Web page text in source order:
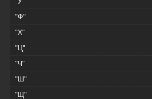
"Ф"
"Х"
"Ц"
"Ч"
"Ш"
"Щ"